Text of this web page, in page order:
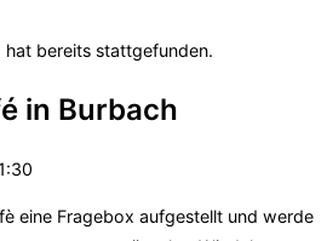
hat bereits stattgefunden.
in Burbach
eine Fragebox aufgestellt und werde